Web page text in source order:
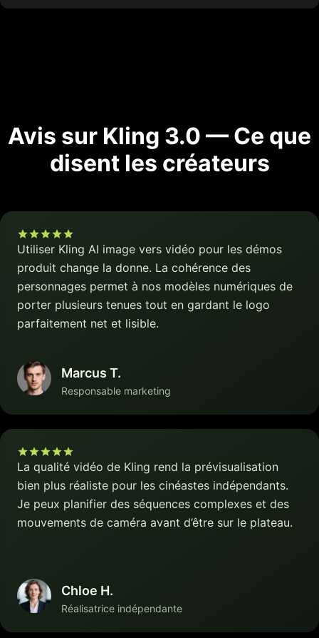
Avis sur Kling 3.0 — Ce que
disent les créateurs
Utiliser Kling AI image vers vidéo pour les démos
produit change la donne. La cohérence des
personnages permet à nos modèles numériques de
porter plusieurs tenues tout en gardant le logo
parfaitement net et lisible.
Marcus T.
Responsable marketing
La qualité vidéo de Kling rend la prévisualisation
bien plus réaliste pour les cinéastes indépendants.
Je peux planifier des séquences complexes et des
mouvements de caméra avant d’être sur le plateau.
Chloe H.
Réalisatrice indépendante